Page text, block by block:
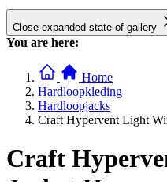
Close expanded state of gallery
You are here:
Home
Hardloopkleding
Hardloopjacks
Craft Hypervent Light
Craft